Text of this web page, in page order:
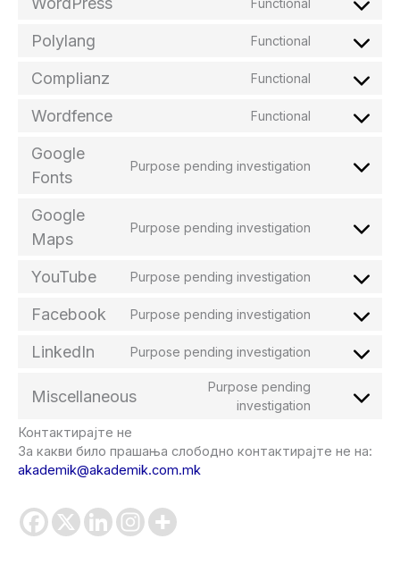
Functional
Consent
service
Polylang Functional
Consent
service
Complianz Functional
Consent
service
Wordfence Functional
Consent
service
wordfence
Google
Fonts
Purpose pending investigation
Consent
google-
Google
Maps
Purpose pending investigation
Consent
google-
YouTube Purpose pending investigation
Consent
service
Facebook Purpose pending investigation
Consent
service
LinkedIn Purpose pending investigation
Consent
service
Miscellaneous
Purpose pending
investigation
Consent
Контактирајте не
За какви било прашања слободно контактирајте не на:
akademik@akademik.com.mk